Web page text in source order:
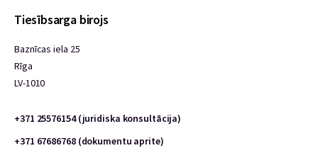
Tiesībsarga birojs
Baznīcas iela 25
Rīga
LV-1010
+371 25576154 (juridiska konsultācija)
+371 67686768 (dokumentu aprite)